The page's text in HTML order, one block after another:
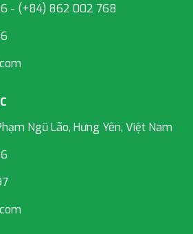
- (+84) 862 002 768
Ngũ Lão, Hưng Yên, Việt Nam